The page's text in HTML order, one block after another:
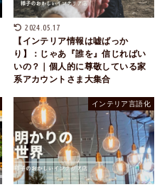
2024.05.17
【インテリア情報は嘘ばっか
り】：じゃあ『誰を』信じればい
いの？｜個人的に尊敬している家
系アカウントさま大集合
インテリア言語化